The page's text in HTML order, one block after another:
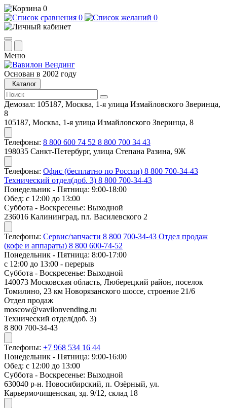
0
0
0
Меню
Основан в 2002 году
Каталог
Демозал: 105187, Москва, 1-я улица Измайловского Зверинца,
8
105187, Москва, 1-я улица Измайловского Зверинца, 8
Телефоны: 8 800 600 74 52 8 800 700 34 43
198035 Санкт-Петербург, улица Степана Разина, 9Ж
Телефоны: Офис (бесплатно по России) 8 800 700-34-43
Технический отдел(доб. 3) 8 800 700-34-43
Понедельник - Пятница: 9:00-18:00
Обед: с 12:00 до 13:00
Суббота - Воскресенье: Выходной
236016 Калининград, пл. Василевского 2
Телефоны: Сервис/запчасти 8 800 700-34-43 Отдел продаж
(кофе и аппараты) 8 800 600-74-52
Понедельник - Пятница: 8:00-17:00
с 12:00 до 13:00 - перерыв
Суббота - Воскресенье: Выходной
140073 Московская область, Люберецкий район, поселок
Томилино, 23 км Новорязанского шоссе, строение 21/6
Отдел продаж
moscow@vavilonvending.ru
Технический отдел(доб. 3)
8 800 700-34-43
Телефоны: +7 968 534 16 44
Понедельник - Пятница: 9:00-16:00
Обед: с 12:00 до 13:00
Суббота - Воскресенье: Выходной
630040 р-н. Новосибирский, п. Озёрный, ул.
Карьермочищенская, зд. 9/12, склад 18